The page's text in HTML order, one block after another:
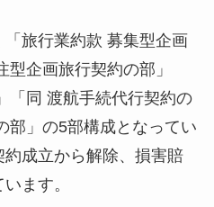
旅行業約款 募集型企画
企画旅行契約の部」
「同 渡航手続代行契約の
部」の5部構成となってい
約成立から解除、損害賠
ます。